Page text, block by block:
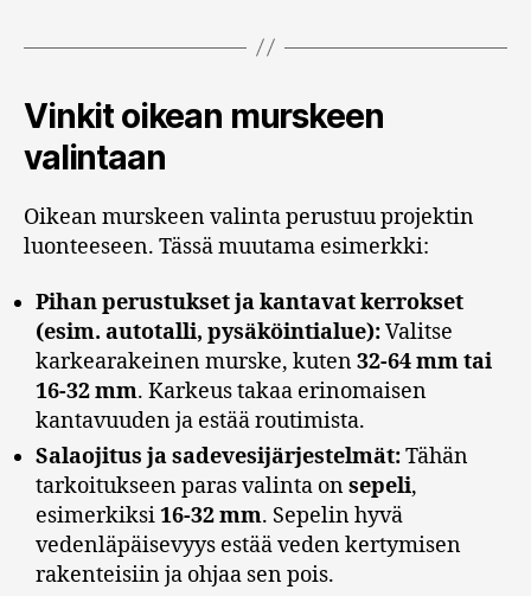
Vinkit oikean murskeen
valintaan
Oikean murskeen valinta perustuu projektin
luonteeseen. Tässä muutama esimerkki:
Pihan perustukset ja kantavat kerrokset
(esim. autotalli, pysäköintialue):Valitse
karkearakeinen murske, kuten32-64 mm tai
16-32 mm. Karkeus takaa erinomaisen
kantavuuden ja estää routimista.
Salaojitus ja sadevesijärjestelmät:Tähän
tarkoitukseen paras valinta onsepeli,
esimerkiksi16-32 mm. Sepelin hyvä
vedenläpäisevyys estää veden kertymisen
rakenteisiin ja ohjaa sen pois.